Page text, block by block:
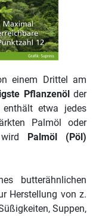
einem Drittel am
Pflanzenölder
etwa jedes
Palmöl oder
Palmöl (Pöl)
butterähnlichen
Herstellung von z.
Suppen,